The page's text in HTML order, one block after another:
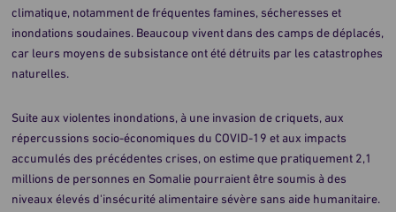
climatique, notamment de fréquentes famines, sécheresses et
inondations soudaines. Beaucoup vivent dans des camps de déplacés,
car leurs moyens de subsistance ont été détruits par les catastrophes
naturelles.
Suite aux violentes inondations, à une invasion de criquets, aux
répercussions socio-économiques du COVID-19 et aux impacts
accumulés des précédentes crises, on estime que pratiquement 2,1
millions de personnes en Somalie pourraient être soumis à des
niveaux élevés d'insécurité alimentaire sévère sans aide humanitaire.